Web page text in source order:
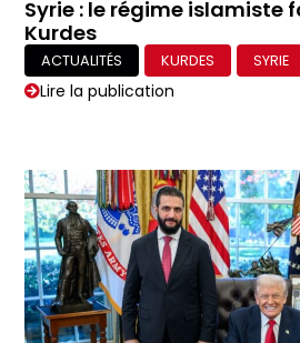
Syrie : le régime islamiste
Kurdes
ACTUALITÉS KURDES SYRIE
Lire la publication